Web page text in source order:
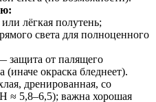
лёгкая полутень;
света для полноценного
защита от палящего
(иначе окраска бледнеет).
дренированная, со
≈ 5,8–6,5); важна хорошая